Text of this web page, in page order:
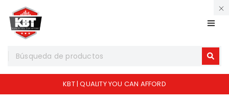
KBT | QUALITY YOU CAN AFFORD